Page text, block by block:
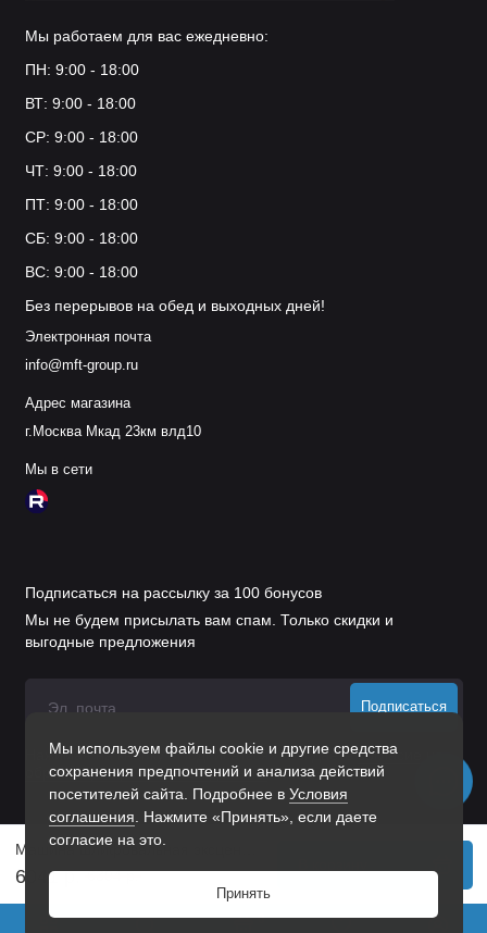
0
6041 р. 6304 р.
Мы используем файлы cookie и другие средства
сохранения предпочтений и анализа действий
посетителей сайта. Подробнее в Условия
соглашения . Нажмите «Принять», если даете
согласие на это.
Принять
Мы работаем для вас ежедневно:
ПН: 9:00 - 18:00
ВТ: 9:00 - 18:00
СР: 9:00 - 18:00
ЧТ: 9:00 - 18:00
ПТ: 9:00 - 18:00
СБ: 9:00 - 18:00
ВС: 9:00 - 18:00
Без перерывов на обед и выходных дней!
Электронная почта
info@mft-group.ru
Адрес магазина
г.Москва Мкад 23км влд10
Мы в сети
Подписаться на рассылку за 100 бонусов
Мы не будем присылать вам спам. Только скидки и
выгодные предложения
Подписаться
Нажимая на кнопку «Подписаться», Вы даетесогласие на
обработку персональных данных.